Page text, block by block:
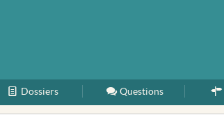
Accueil
Dossiers Questions